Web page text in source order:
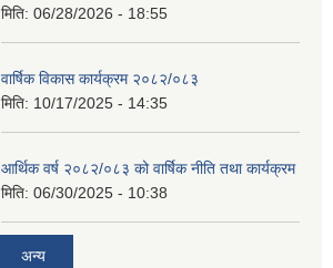
मिति: 06/28/2026 - 18:55
वार्षिक विकास कार्यक्रम २०८२/०८३
मिति: 10/17/2025 - 14:35
आर्थिक वर्ष २०८२/०८३ को वार्षिक नीति तथा कार्यक्रम
मिति: 06/30/2025 - 10:38
अन्य